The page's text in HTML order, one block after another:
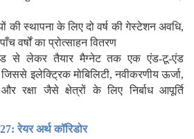
की स्थापना के लिए दो वर्ष की गेस्टेशन अवधि,
वर्षों का प्रोत्साहन वितरण
से लेकर तैयार मैग्नेट तक एक एंड-टू-एंड
इलेक्ट्रिक मोबिलिटी, नवीकरणीय ऊर्जा,
रक्षा जैसे क्षेत्रों के लिए निर्बाध आपूर्ति
27:रेयर अर्थ कॉरिडोर